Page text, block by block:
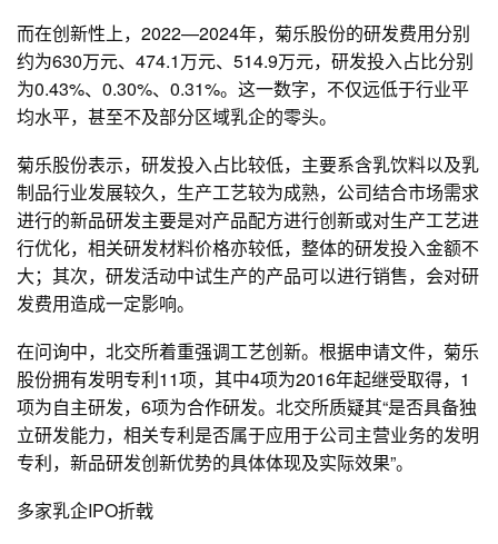
而在创新性上，2022—2024年，菊乐股份的研发费用分别
约为630万元、474.1万元、514.9万元，研发投入占比分别
为0.43%、0.30%、0.31%。这一数字，不仅远低于行业平
均水平，甚至不及部分区域乳企的零头。
菊乐股份表示，研发投入占比较低，主要系含乳饮料以及乳
制品行业发展较久，生产工艺较为成熟，公司结合市场需求
进行的新品研发主要是对产品配方进行创新或对生产工艺进
行优化，相关研发材料价格亦较低，整体的研发投入金额不
大；其次，研发活动中试生产的产品可以进行销售，会对研
发费用造成一定影响。
在问询中，北交所着重强调工艺创新。根据申请文件，菊乐
股份拥有发明专利11项，其中4项为2016年起继受取得，1
项为自主研发，6项为合作研发。北交所质疑其“是否具备独
立研发能力，相关专利是否属于应用于公司主营业务的发明
专利，新品研发创新优势的具体体现及实际效果”。
多家乳企IPO折戟